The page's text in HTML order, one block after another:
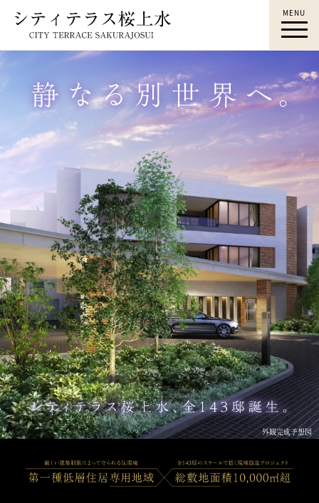
桜上水駅徒歩12分｜シティテ
ション｜すみふ桜上水｜住友
不動産
MENU
外観完成予想図